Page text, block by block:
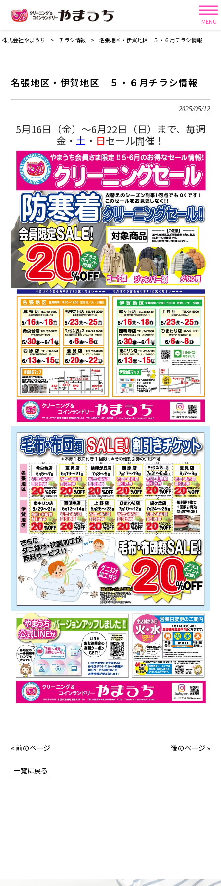
MENU
株式会社やまうち > チラシ情報 > 名張地区・伊賀地区 ５・６月チラシ情報
名張地区・伊賀地区 ５・６月チラシ情報
2025/05/12
5月16日（金）～6月22日（日）まで、毎週
金・ 土 ・ 日セール開催！
« 前のページ 後のページ »
一覧に戻る